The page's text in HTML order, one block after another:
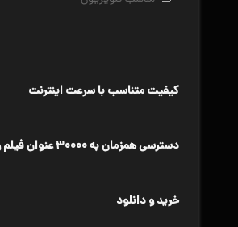
کیفیت متناسب با سرعت اینترنت
دسترسی همزمان به ۳۰۰۰۰ عنوان فیلم و اپیزود
خرید و دانلود